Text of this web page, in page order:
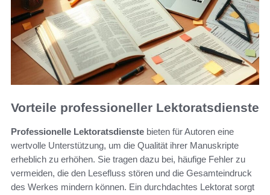
Vorteile professioneller Lektoratsdienste
Professionelle Lektoratsdienste bieten für Autoren eine
wertvolle Unterstützung, um die Qualität ihrer Manuskripte
erheblich zu erhöhen. Sie tragen dazu bei, häufige Fehler zu
vermeiden, die den Lesefluss stören und die Gesamteindruck
des Werkes mindern können. Ein durchdachtes Lektorat sorgt